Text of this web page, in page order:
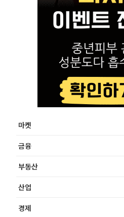
마켓
금융
부동산
산업
경제